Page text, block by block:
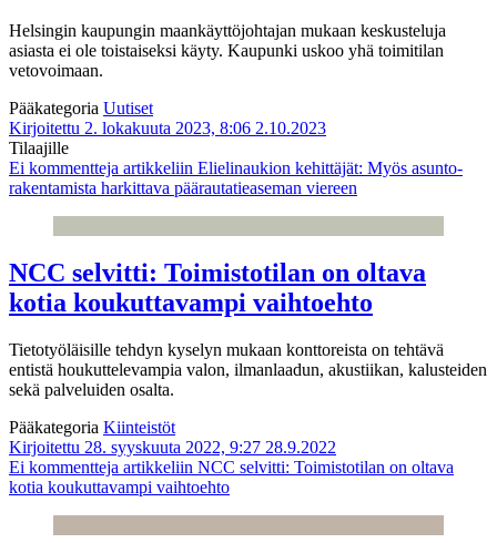
Helsingin kaupungin maankäyttöjohtajan mukaan keskusteluja
asiasta ei ole toistaiseksi käyty. Kaupunki uskoo yhä toimitilan
vetovoimaan.
Pääkategoria Uutiset
Kirjoitettu 2. lokakuuta 2023, 8:06 2.10.2023
Tilaajille
Ei kommentteja artikkeliin Elielinaukion kehittäjät: Myös asunto­
rakentamista harkittava päärautatie­aseman viereen
NCC selvitti: Toimistotilan on oltava
kotia koukuttavampi vaihtoehto
Tietotyöläisille tehdyn kyselyn mukaan konttoreista on tehtävä
entistä houkuttelevampia valon, ilmanlaadun, akustiikan, kalusteiden
sekä palveluiden osalta.
Pääkategoria Kiinteistöt
Kirjoitettu 28. syyskuuta 2022, 9:27 28.9.2022
Ei kommentteja artikkeliin NCC selvitti: Toimistotilan on oltava
kotia koukuttavampi vaihtoehto